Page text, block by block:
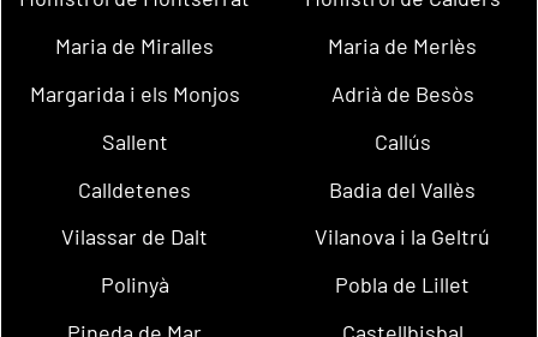
Maria de Miralles
Maria de Merlès
Margarida i els Monjos
Adrià de Besòs
Sallent
Callús
Calldetenes
Badia del Vallès
Vilassar de Dalt
Vilanova i la Geltrú
Polinyà
Pobla de Lillet